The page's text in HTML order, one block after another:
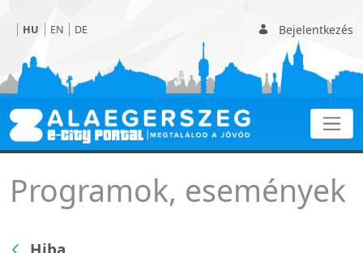
Bejelentkezés
HU EN DE
Programok
Programok, események